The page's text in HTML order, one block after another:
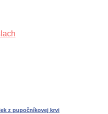
z pupočníkovej krvi